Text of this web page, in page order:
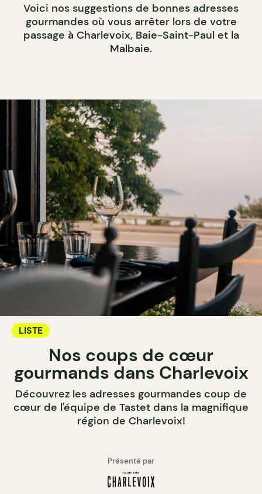
Voici nos suggestions de bonnes adresses
gourmandes où vous arrêter lors de votre
passage à Charlevoix, Baie-Saint-Paul et la
Malbaie.
LISTE
Nos coups de cœur
gourmands dans Charlevoix
Découvrez les adresses gourmandes coup de
cœur de l'équipe de Tastet dans la magnifique
région de Charlevoix!
Présenté par